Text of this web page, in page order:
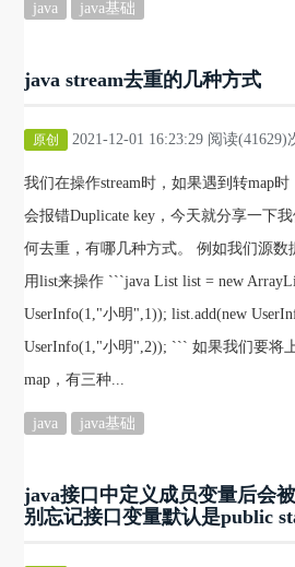
java java基础
java stream去重的几种方式
原创 2021-12-01 16:23:29 阅读(41629)
我们在操作stream时，如果遇到转map
会报错Duplicate key，今天就分享一下
何去重，有哪几种方式。 例如我们源数
用list来操作 ```java List list = new
UserInfo(1,"小明",1)); list.add(new
UserInfo(1,"小明",2)); ``` 如果我们要将
map，有三种...
java java基础
java接口中定义成员变量后会
别忘记接口变量默认是public